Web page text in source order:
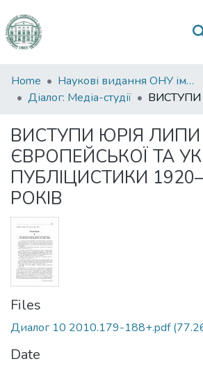
Communities
&
All of DSpace
Statistics
Home
Наукові видання ОНУ імені І. І. Мечникова
Діалог: Медіа-студії
ВИСТУПИ ЮРІЯ ЛИПИ
ЄВРОПЕЙСЬКОЇ ТА
ПУБЛІЦИСТИКИ
РОКІВ
Files
Диалог 10 2010.179-188+.pdf
Date